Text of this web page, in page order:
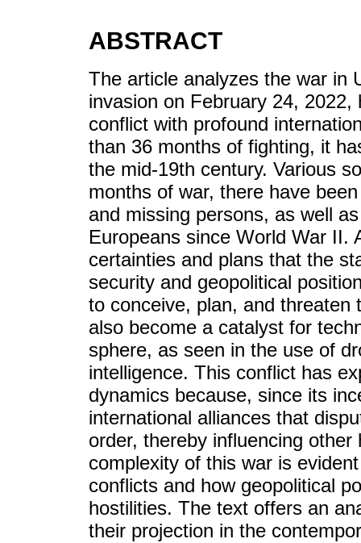
ABSTRACT
The article analyzes the war in
invasion on February 24,
conflict with profound
than 36 months of fighting, it
the mid-19th century. Various
months of war, there have
and missing persons, as well
Europeans since World War II.
certainties and plans that the
security and geopolitical
to conceive, plan, and threaten
also become a catalyst for
sphere, as seen in the use of
intelligence. This conflict has
dynamics because, since its
international alliances that
order, thereby influencing
complexity of this war is
conflicts and how geopolitical
hostilities. The text offers an
their projection in the